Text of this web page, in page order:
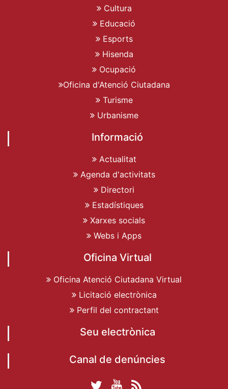
Cultura
Educació
Esports
Hisenda
Ocupació
Oficina d'Atenció Ciutadana
Turisme
Urbanisme
Informació
Actualitat
Agenda d'activitats
Directori
Estadístiques
Xarxes socials
Webs i Apps
Oficina Virtual
Oficina Atenció Ciutadana Virtual
Licitació electrònica
Perfil del contractant
Seu electrònica
Canal de denúncies